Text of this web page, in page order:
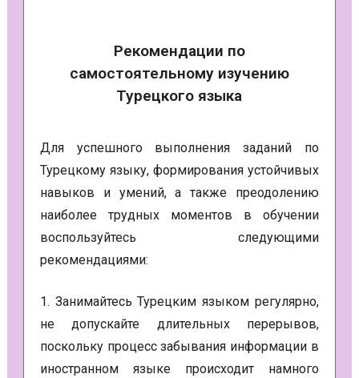
Рекомендации по
самостоятельному изучению
Турецкого языка
Для успешного выполнения заданий по
Турецкому языку, формирования устойчивых
навыков и умений, а также преодолению
наиболее трудных моментов в обучении
воспользуйтесь следующими
рекомендациями:
1. Занимайтесь Турецким языком регулярно,
не допускайте длительных перерывов,
поскольку процесс забывания информации в
иностранном языке происходит намного